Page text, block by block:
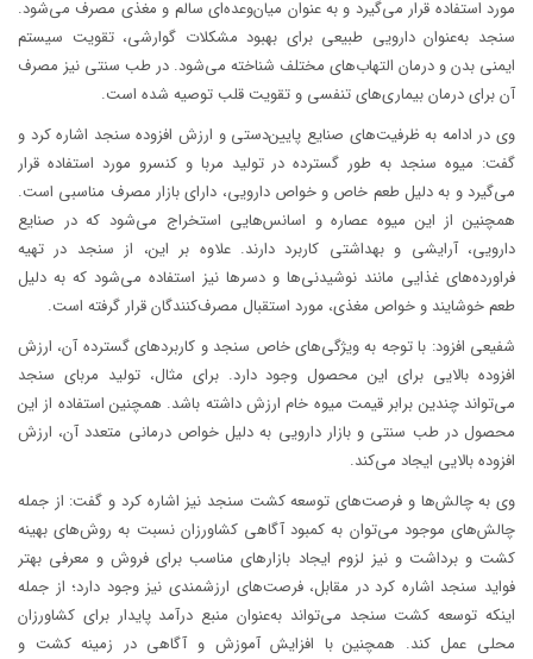
مورد استفاده قرار می‌گیرد و به ‌عنوان میان‌وعده‌ای سالم و مغذی مصرف می‌شود.
سنجد به‌عنوان دارویی طبیعی برای بهبود مشکلات گوارشی، تقویت سیستم
ایمنی بدن و درمان التهاب‌های مختلف شناخته می‌شود. در طب سنتی نیز مصرف
آن برای درمان بیماری‌های تنفسی و تقویت قلب توصیه شده است.
وی در ادامه به ظرفیت‌های صنایع پایین‌دستی و ارزش افزوده سنجد اشاره کرد و
گفت: میوه سنجد به طور گسترده در تولید مربا و کنسرو مورد استفاده قرار
می‌گیرد و به دلیل طعم خاص و خواص دارویی، دارای بازار مصرف مناسبی است.
همچنین از این میوه عصاره و اسانس‌هایی استخراج می‌شود که در صنایع
دارویی، آرایشی و بهداشتی کاربرد دارند. علاوه بر این، از سنجد در تهیه
فراورده‌های غذایی مانند نوشیدنی‌ها و دسرها نیز استفاده می‌شود که به دلیل
طعم خوشایند و خواص مغذی، مورد استقبال مصرف‌کنندگان قرار گرفته است.
شفیعی افزود: با توجه به ویژگی‌های خاص سنجد و کاربردهای گسترده آن، ارزش
افزوده بالایی برای این محصول وجود دارد. برای مثال، تولید مربای سنجد
می‌تواند چندین برابر قیمت میوه خام ارزش داشته باشد. همچنین استفاده از این
محصول در طب سنتی و بازار دارویی به دلیل خواص درمانی متعدد آن، ارزش
افزوده بالایی ایجاد می‌کند.
وی به چالش‌ها و فرصت‌های توسعه کشت سنجد نیز اشاره کرد و گفت: از جمله
چالش‌های موجود می‌توان به کمبود آگاهی کشاورزان نسبت به روش‌های بهینه
کشت و برداشت و نیز لزوم ایجاد بازارهای مناسب برای فروش و معرفی بهتر
فواید سنجد اشاره کرد در مقابل، فرصت‌های ارزشمندی نیز وجود دارد؛ از جمله
اینکه توسعه کشت سنجد می‌تواند به‌عنوان منبع درآمد پایدار برای کشاورزان
محلی عمل کند. همچنین با افزایش آموزش و آگاهی در زمینه کشت و